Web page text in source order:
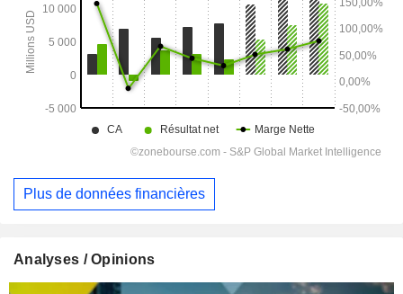
Plus de données financières
Analyses / Opinions